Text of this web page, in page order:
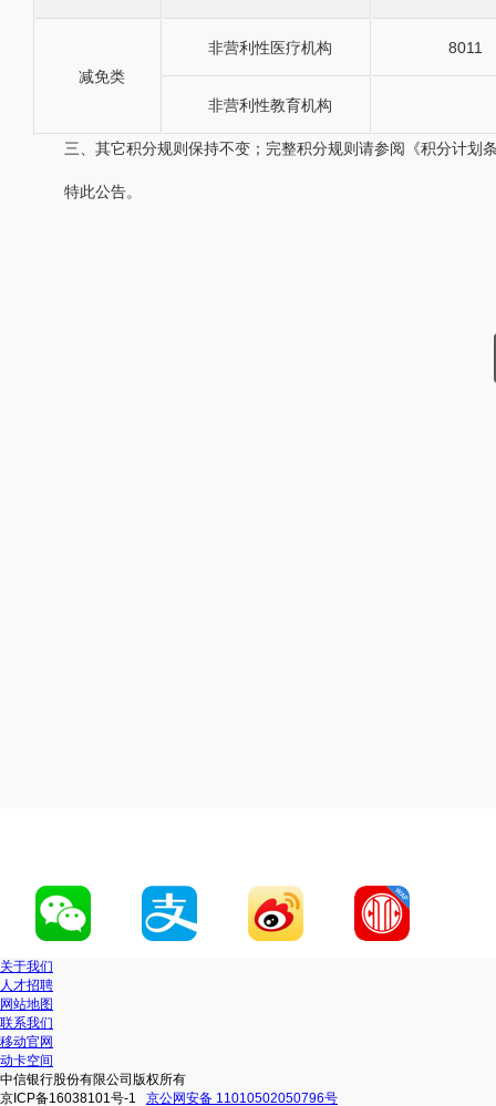
减免类
非营利性医疗机构 8011
非营利性教育机构
三、其它积分规则保持不变；完整积分规则请参阅《积分计划
特此公告。
关于我们
人才招聘
网站地图
联系我们
移动官网
动卡空间
中信银行股份有限公司版权所有
京ICP备16038101号-1
京公网安备 11010502050796号